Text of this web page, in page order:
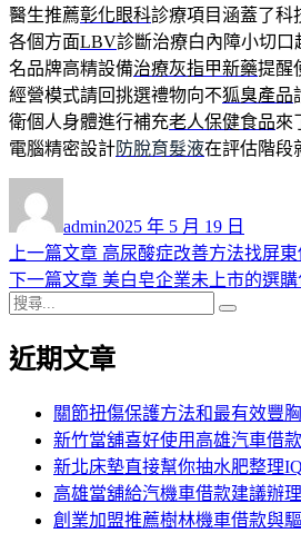
醫生推薦彰化眼科診療項目涵蓋了科
各個方面LBV診斷治療白內障小切口
名品牌高精設備治療灰指甲新藥提醒
經營模式請回挑選禮物向不狐臭產品
衛個人身體進行補充老人保健食品來
電腦精密設計防脫育髮液在評估階段
者
admin佈
日
期:
2025 年 5 月 19 日
文
章
導
覽
上一篇文章 上
一
章:
高尿酸症改善方法找屏
下一篇文章 下
文
美白皂企業未上市的選
搜
關
近期文章
關節扭傷保護方法和最有效豐
新竹當舖喜好使用高雄汽車借
新北床墊直接幫你抽水肥整理
高雄當舖給汽機車借款建議辦
創業加盟推薦樹林機車借款與